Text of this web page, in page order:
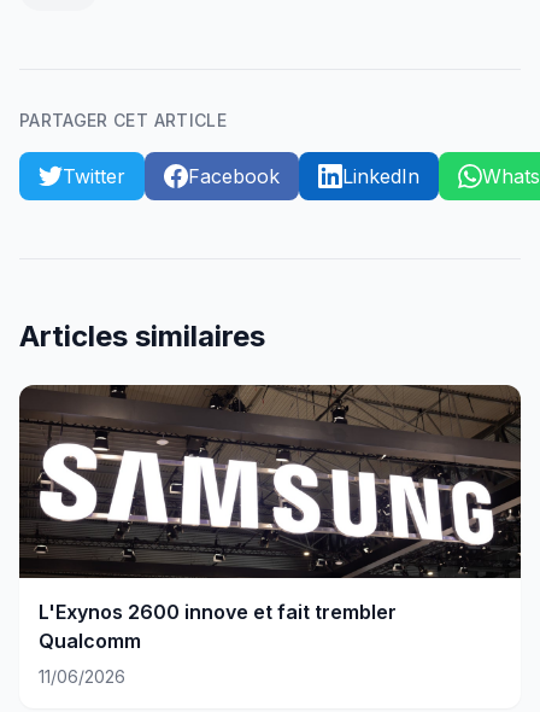
PARTAGER CET ARTICLE
Twitter Facebook LinkedIn
Articles similaires
L'Exynos 2600 innove et fait trembler
Qualcomm
11/06/2026